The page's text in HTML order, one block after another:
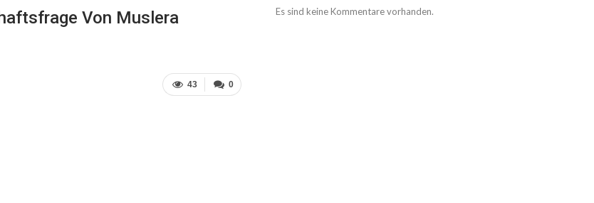
Von Muslera
0
43
Es sind keine Kommentare vorhanden.